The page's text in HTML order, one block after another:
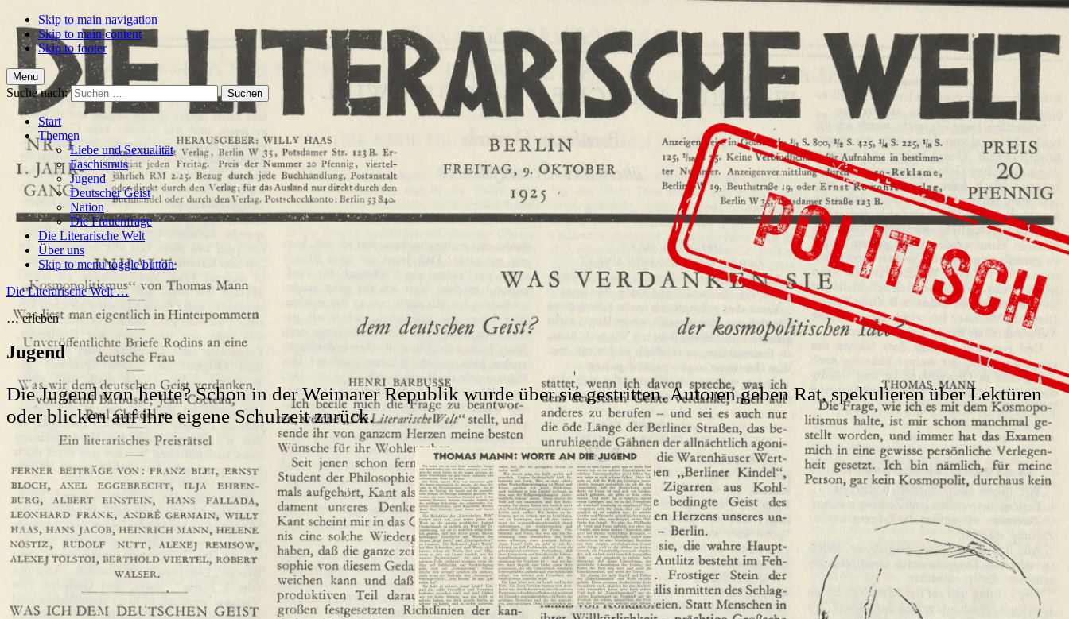
Skip to main navigation
Skip to main content
Skip to footer
Menu
Suche nach:
Start
Themen
Liebe und Sexualität
Faschismus
Jugend
Deutscher Geist
Nation
Die Frauenfrage
Die Literarische Welt
Über uns
Skip to menu toggle button
Die Literarische Welt …
… erleben
Jugend
Die Jugend von heute? Schon in der Weimarer Republik wurde über sie gestritten. Autoren geben Rat, spekulieren über Lektüren
oder blicken auf ihre eigene Schulzeit zurück.